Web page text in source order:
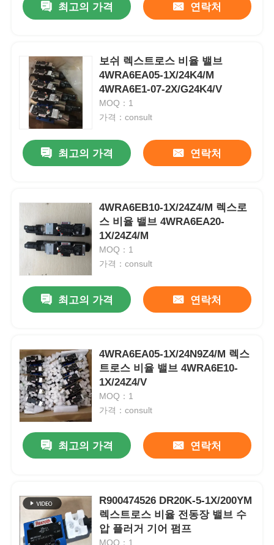
제품
우리 에 관한 것
품질 관리
저희와 연락
뉴스
사례
견적 요청
최고의 가격 연락처
보쉬 렉스트로스 비율 밸브
4WRA6EA05-1X/24K4/M
4WRA6E1-07-2X/G24K4/V
MOQ：1
가격：consult
최고의 가격 연락처
4WRA6EB10-1X/24Z4/M 렉스로
스 비율 밸브 4WRA6EA20-
1X/24Z4/M
MOQ：1
가격：consult
최고의 가격 연락처
4WRA6EA05-1X/24N9Z4/M 렉스
트로스 비율 밸브 4WRA6E10-
1X/24Z4/V
MOQ：1
가격：consult
최고의 가격 연락처
R900474526 DR20K-5-1X/200YM
렉스트로스 비율 전동장 밸브 수
압 플러거 기어 펌프
MOQ：1